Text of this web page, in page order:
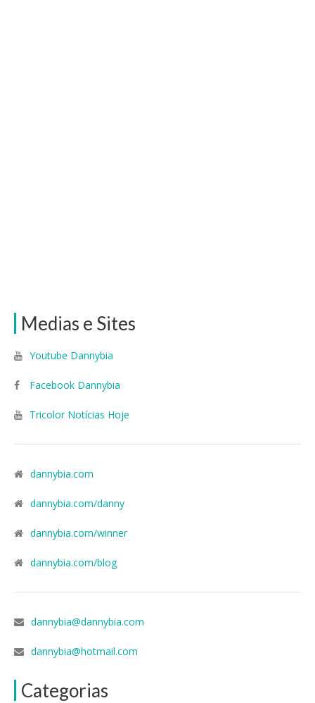
Medias e Sites
Youtube Dannybia
Facebook Dannybia
Tricolor Notícias Hoje
dannybia.com
dannybia.com/danny
dannybia.com/winner
dannybia.com/blog
dannybia@dannybia.com
dannybia@hotmail.com
Categorias